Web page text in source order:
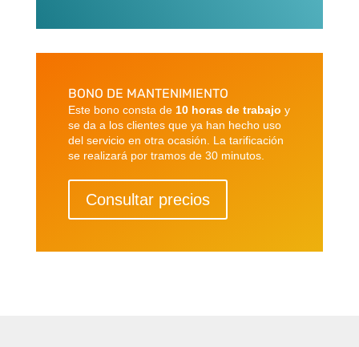
BONO DE MANTENIMIENTO
Este bono consta de 10 horas de trabajo y
se da a los clientes que ya han hecho uso
del servicio en otra ocasión. La tarificación
se realizará por tramos de 30 minutos.
Consultar precios